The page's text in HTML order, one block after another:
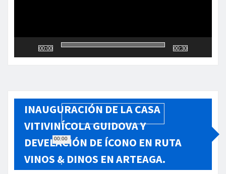
00:00
00:00
00:30
INAUGURACIÓN DE LA CASA
VITIVINÍCOLA GUIDOVA Y
DEVELACIÓN DE ÍCONO EN RUTA
VINOS & DINOS EN ARTEAGA.